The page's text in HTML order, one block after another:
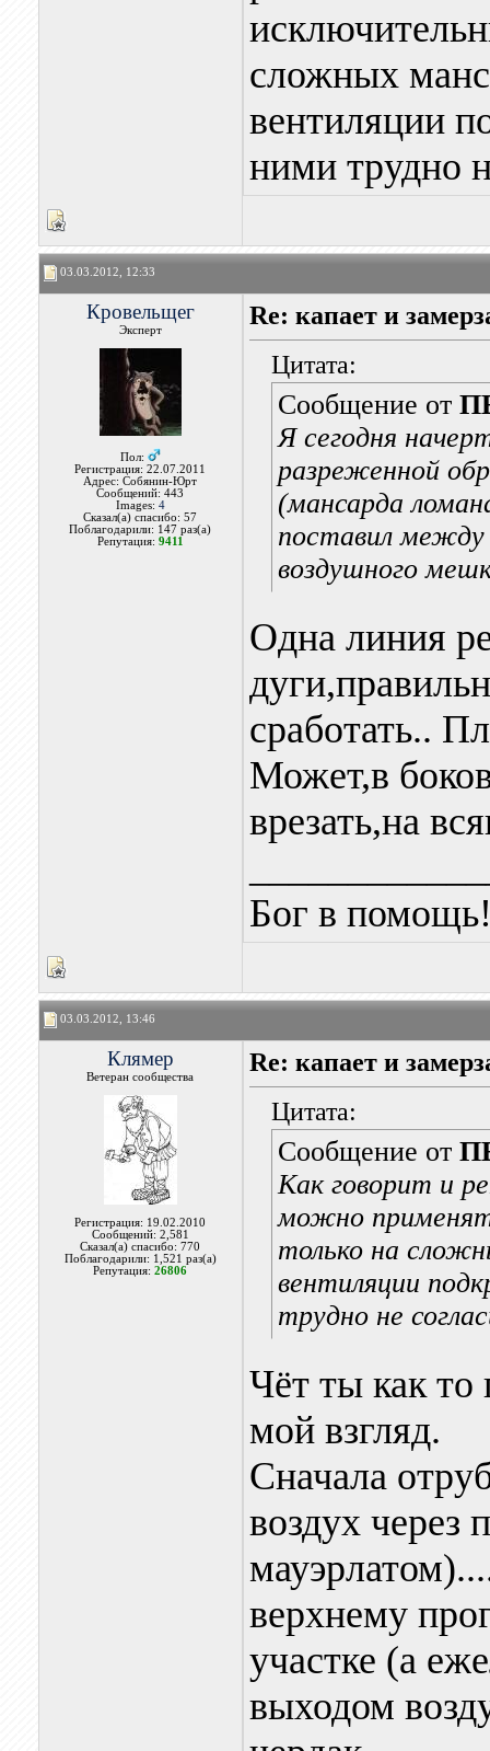
сложных
вентиляции
ними трудно
03.03.2012, 12:33
Кровельщег
Эксперт
Пол:
Регистрация: 22.07.2011
Адрес: Собянин-Юрт
Сообщений: 443
Images: 4
Сказал(а) спасибо: 57
Поблагодарили: 147 раз(а)
Репутация: 9411
Re: капает и
Цитата:
Сообщение от
Я сегодня
разреженной
(мансарда
поставил
воздушного
Одна линия
сработать..
Может,в
врезать,на
Бог в
03.03.2012, 13:46
Клямер
Ветеран сообщества
Регистрация: 19.02.2010
Сообщений: 2,581
Сказал(а) спасибо: 770
Поблагодарили: 1,521 раз(а)
Репутация:26806
Re: капает и
Цитата:
Сообщение от
Как говорит и
можно
только на
вентиляции
трудно не
Чёт ты как то
мой взгляд.
Сначала
воздух через
верхнему
участке (а
выходом